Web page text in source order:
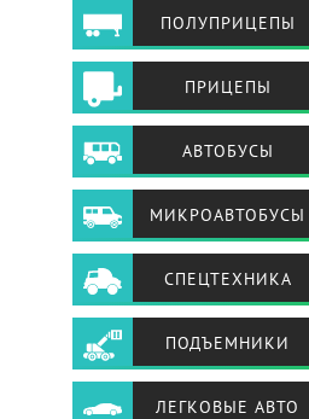
ПОЛУПРИЦЕПЫ
ПРИЦЕПЫ
АВТОБУСЫ
МИКРОАВТОБУСЫ
СПЕЦТЕХНИКА
ПОДЪЕМНИКИ
ЛЕГКОВЫЕ АВТО